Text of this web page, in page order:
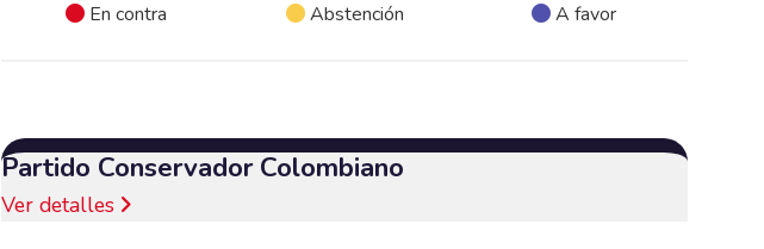
En contra Abstención A favor
Partido Conservador Colombiano
Ver detalles